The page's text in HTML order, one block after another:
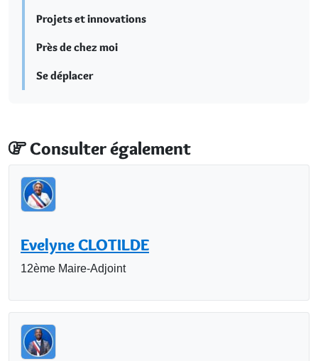
Projets et innovations
Près de chez moi
Se déplacer
Consulter également
Evelyne CLOTILDE
12ème Maire-Adjoint